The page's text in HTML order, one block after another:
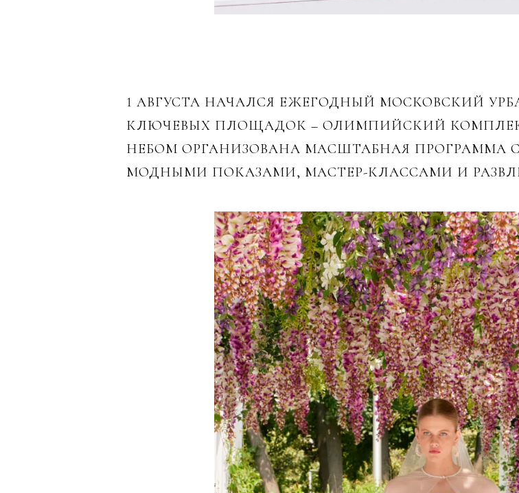
1 АВГУСТА НАЧАЛСЯ ЕЖЕГОДНЫЙ МОСКОВСКИЙ
КЛЮЧЕВЫХ ПЛОЩАДОК – ОЛИМПИЙСКИЙ
НЕБОМ ОРГАНИЗОВАНА МАСШТАБНАЯ ПРОГРАММА
МОДНЫМИ ПОКАЗАМИ, МАСТЕР-КЛАССАМИ И